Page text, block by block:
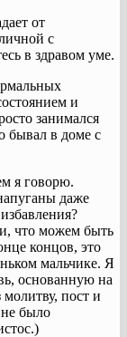
от
с
в здравом уме.
и
занимался
бывал в доме с
я говорю.
даже
что можем быть
концов, это
мальчике. Я
основанную на
пост и
было